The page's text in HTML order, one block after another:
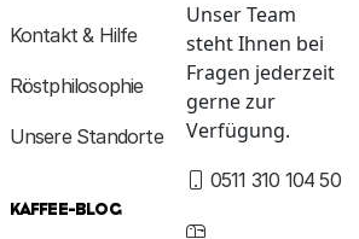
Kontakt & Hilfe
Röstphilosophie
Unsere Standorte
KAFFEE-BLOG
Unser Team
steht Ihnen bei
Fragen jederzeit
gerne zur
Verfügung.
0511 310 104 50